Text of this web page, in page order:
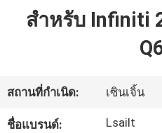
วิดีโอ
เกี่ยว
กับ
สำหรับ Infiniti
สถานที่กำเนิด: เซินเจิ้น
ชื่อแบรนด์: Lsailt